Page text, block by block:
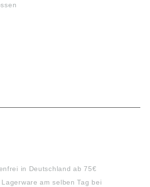
in Deutschland ab 75€
am selben Tag bei